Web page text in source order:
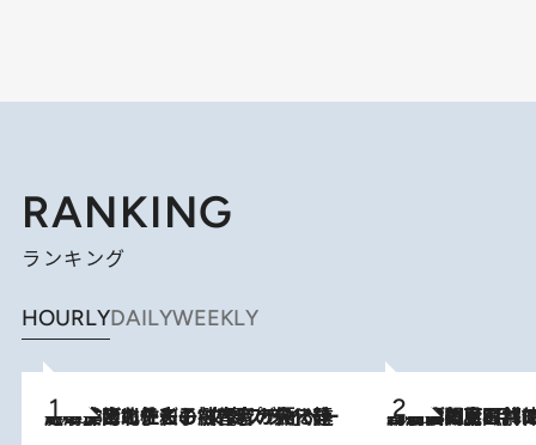
RANKING
ランキング
HOURLYDAILYWEEKLY
2026.8.3
《「文士の子ども被害者の会」発足！》阿川佐和子（72）が語る遠藤周作に北杜夫、劇作家・矢代静一の子どもたちの“文豪プライベート事件簿” 2026.8.8
「最後に見られてよかった」上野動物園の東園パンダ舎が解体前に特別公開。8月16日まで延長されたパネル展と共に辿る“半世紀”のパンダ飼育《解体工事の図面あり》